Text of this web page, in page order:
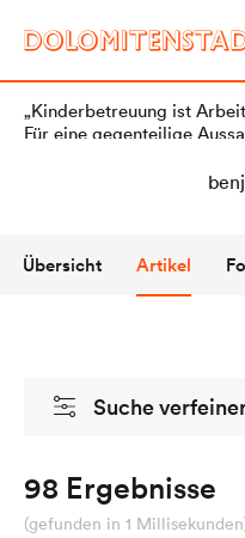
Übersicht Artikel
Suche
98 Ergebnisse
(gefunden in 1
„Kinderbetreuung ist
Für eine gegenteilige
Redaktionsstatut
KI-Richtlinien